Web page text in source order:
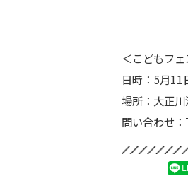
＜こどもフ
日時： 5月11
場所：大正川
問い合わせ：